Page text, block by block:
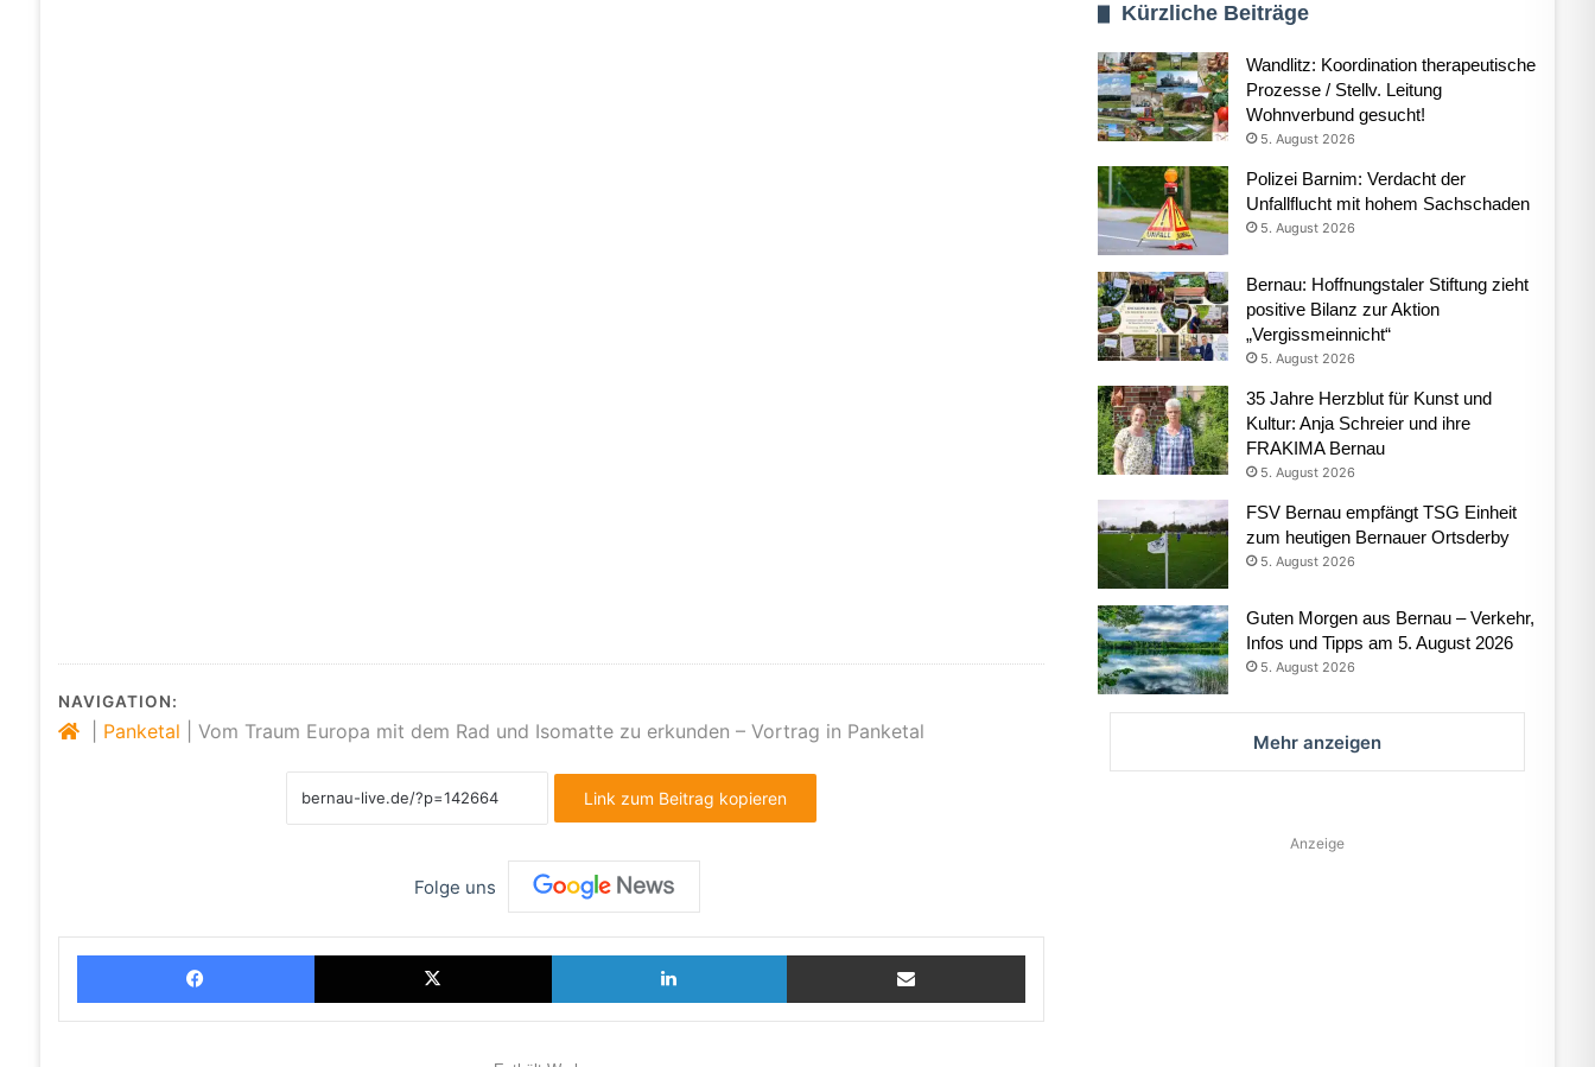
NAVIGATION:
Panketal Vom Traum Europa mit dem Rad und Isomatte zu erkunden – Vortrag in Panketal
Link zum Beitrag kopieren
Folge uns
Facebook X LinkedIn Teilen via E-Mail
Kürzliche Beiträge
Wandlitz: Koordination therapeutische
Prozesse / Stellv. Leitung
Wohnverbund gesucht!
5. August 2026
Polizei Barnim: Verdacht der
Unfallflucht mit hohem Sachschaden
5. August 2026
Bernau: Hoffnungstaler Stiftung zieht
positive Bilanz zur Aktion
„Vergissmeinnicht“
5. August 2026
35 Jahre Herzblut für Kunst und
Kultur: Anja Schreier und ihre
FRAKIMA Bernau
5. August 2026
FSV Bernau empfängt TSG Einheit
zum heutigen Bernauer Ortsderby
5. August 2026
Guten Morgen aus Bernau – Verkehr,
Infos und Tipps am 5. August 2026
5. August 2026
Mehr anzeigen
Anzeige